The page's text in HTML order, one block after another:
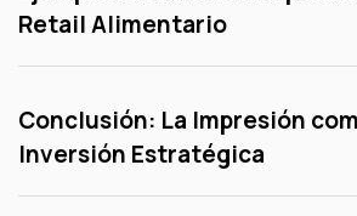
Retail Alimentario
Conclusión: La Impresión
Inversión Estratégica